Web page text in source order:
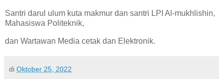
Santri darul ulum kuta makmur dan santri LPI Al-mukhlishin,
Mahasiswa Politeknik,
dan Wartawan Media cetak dan Elektronik.
di Oktober 25, 2022